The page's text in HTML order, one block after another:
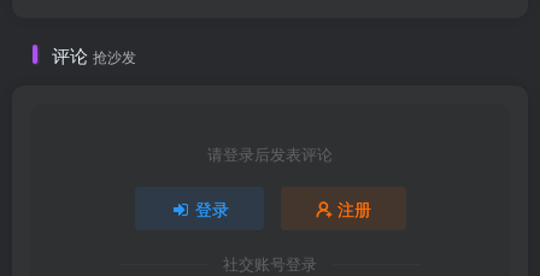
评论 抢沙发
请登录后发表评论
登录 注册
社交账号登录